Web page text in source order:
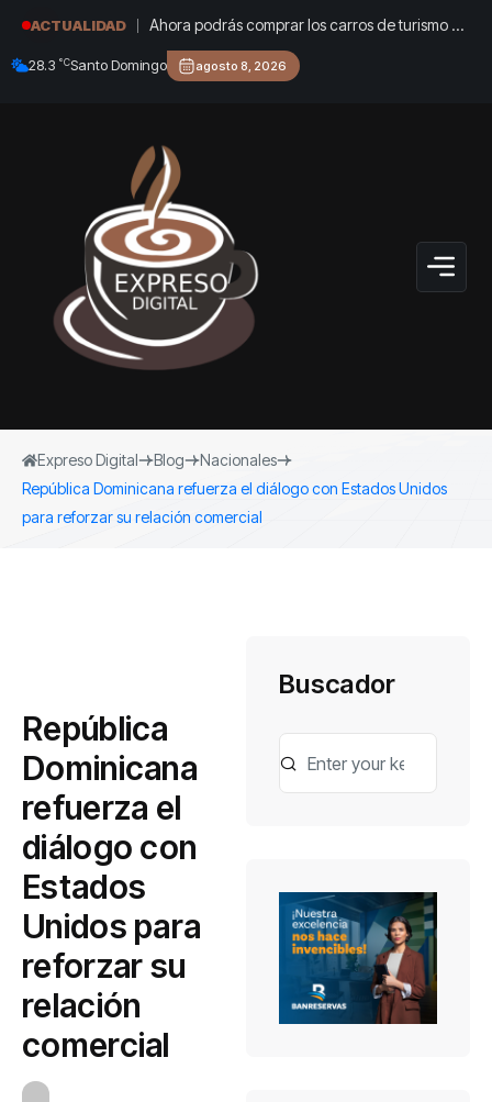
ACTUALIDAD
Ahora podrás comprar los carros de turismo en
Cuba: estos son los requisitos
28.3 °CSanto Domingo agosto 8, 2026
Expreso Digital Blog
Nacionales
República Dominicana refuerza el diálogo con Estados Unidos
para reforzar su relación comercial
República
Dominicana
refuerza el
diálogo con
Estados
Unidos para
reforzar su
relación
comercial
Buscador